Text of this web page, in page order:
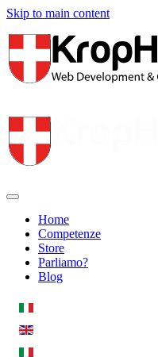
Skip to main content
Home
Competenze
Store
Parliamo?
Blog